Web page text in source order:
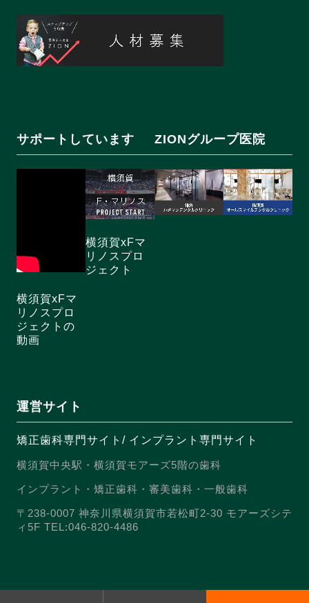
サポートしています
横須賀xFマ
リノスプロ
ジェクトの
動画
横須賀xFマ
リノスプロ
ジェクト
ZIONグループ医院
運営サイト
矯正歯科専門サイト / インプラント専門サイト
横須賀中央駅・横須賀モアーズ5階の歯科
インプラント・矯正歯科・審美歯科・一般歯科
〒238-0007 神奈川県横須賀市若松町2-30 モアーズシテ
ィ5F TEL:046-820-4486